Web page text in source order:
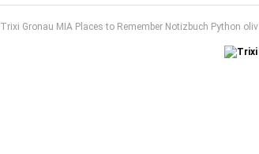
Trixi Gronau MIA Places to Remember Notizbuch Python oliv